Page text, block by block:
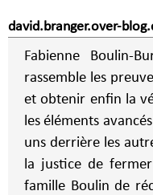
david.branger.over-
Fabienne Boulin-
rassemble les
et obtenir enfin la
les éléments
uns derrière les
la justice de fermer le dossier.
famille Boulin de